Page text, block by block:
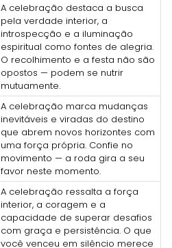
A celebração destaca a busca
pela verdade interior, a
introspecção e a iluminação
espiritual como fontes de alegria.
O recolhimento e a festa não são
opostos — podem se nutrir
mutuamente.
A celebração marca mudanças
inevitáveis e viradas do destino
que abrem novos horizontes com
uma força própria. Confie no
movimento — a roda gira a seu
favor neste momento.
A celebração ressalta a força
interior, a coragem e a
capacidade de superar desafios
com graça e persistência. O que
você venceu em silêncio merece